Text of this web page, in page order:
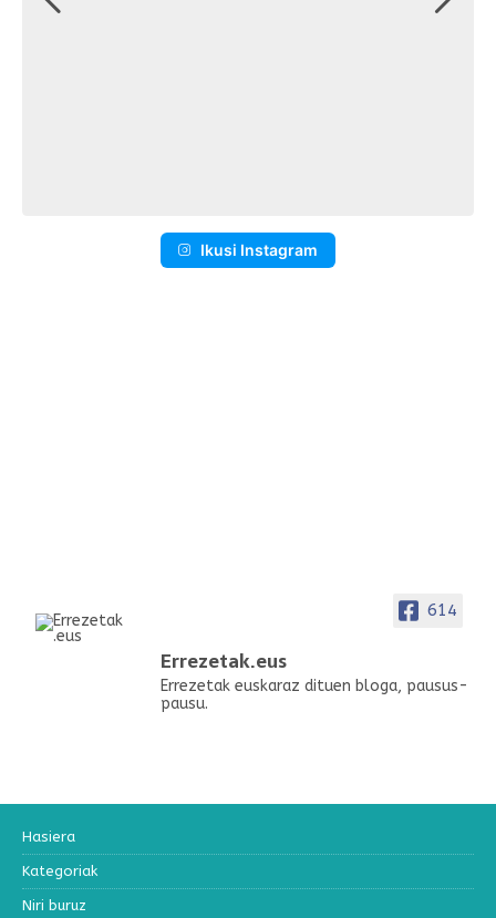
Ikusi Instagram
614
Errezetak.eus
Errezetak euskaraz dituen bloga, pausus-
pausu.
Hasiera
Kategoriak
Niri buruz